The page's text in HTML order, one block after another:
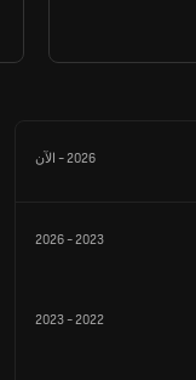
2026
- الآن
2023
-
2026
2022
-
2023